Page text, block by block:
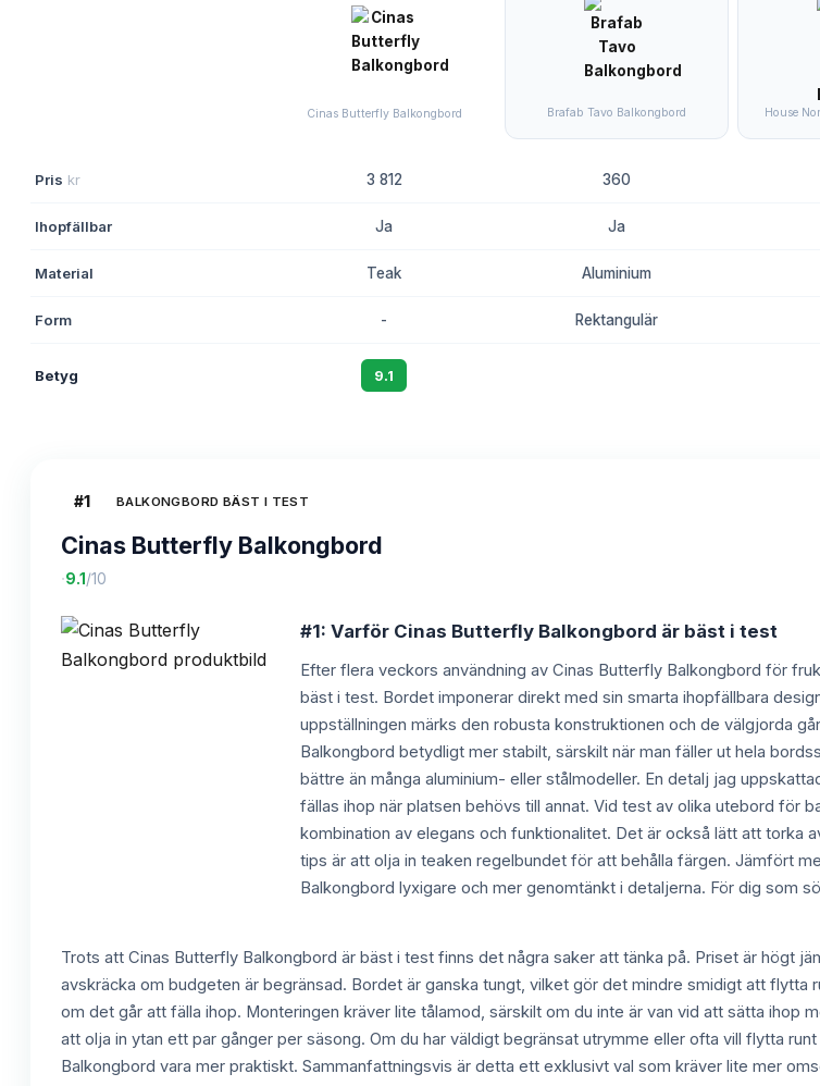
Cinas Butterfly Balkongbord Brafab Tavo Balkongbord House
Pris kr 3 812 360
Ihopfällbar Ja Ja
Material Teak Aluminium
Form - Rektangulär
Betyg 9.1
#1 BALKONGBORD BÄST I TEST
Cinas Butterfly Balkongbord
·9.1 /10
#1: Varför Cinas Butterfly Balkongbord är bäst i test
Efter flera veckors användning av Cinas Butterfly Balkongbord för
bäst i test. Bordet imponerar direkt med sin smarta ihopfällbara
uppställningen märks den robusta konstruktionen och de välgjorda
Balkongbord betydligt mer stabilt, särskilt när man fäller ut hela
bättre än många aluminium- eller stålmodeller. En detalj jag
fällas ihop när platsen behövs till annat. Vid test av olika utebord för
kombination av elegans och funktionalitet. Det är också lätt att torka
tips är att olja in teaken regelbundet för att behålla färgen. Jämfört
Balkongbord lyxigare och mer genomtänkt i detaljerna. För dig som
Trots att Cinas Butterfly Balkongbord är bäst i test finns det några saker att tänka på. Priset är högt
avskräcka om budgeten är begränsad. Bordet är ganska tungt, vilket gör det mindre smidigt att flytta
om det går att fälla ihop. Monteringen kräver lite tålamod, särskilt om du inte är van vid att sätta ihop
att olja in ytan ett par gånger per säsong. Om du har väldigt begränsat utrymme eller ofta vill flytta
Balkongbord vara mer praktiskt. Sammanfattningsvis är detta ett exklusivt val som kräver lite mer